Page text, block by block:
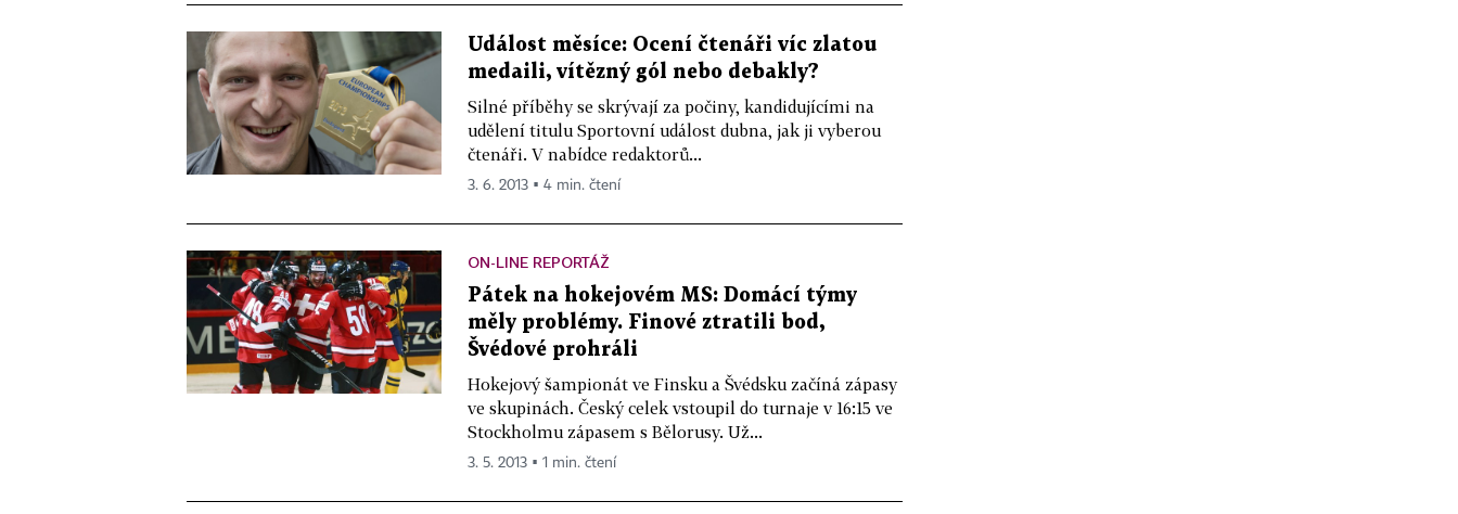
Událost měsíce: Ocení čtenáři víc zlatou
medaili, vítězný gól nebo debakly?
Silné příběhy se skrývají za počiny, kandidujícími na
udělení titulu Sportovní událost dubna, jak ji vyberou
čtenáři. V nabídce redaktorů...
3. 6. 2013 ▪ 4 min. čtení
ON-LINE REPORTÁŽ
Pátek na hokejovém MS: Domácí týmy
měly problémy. Finové ztratili bod,
Švédové prohráli
Hokejový šampionát ve Finsku a Švédsku začíná zápasy
ve skupinách. Český celek vstoupil do turnaje v 16:15 ve
Stockholmu zápasem s Bělorusy. Už...
3. 5. 2013 ▪ 1 min. čtení